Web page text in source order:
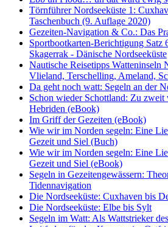
Törnführer Nordseeküste 1:
Taschenbuch (9. Auflage 2020)
Gezeiten-Navigation & Co.: Das
Sportbootkarten-Berichtigung
Skagerrak - Dänische Nordseeküste
Nautische Reisetipps Watteninseln
Vlieland, Terschelling, Ameland,
Da geht noch watt: Segeln an der
Schon wieder Schottland: Zu zweit
Hebriden (eBook)
Im Griff der Gezeiten (eBook)
Wie wir im Norden segeln: Eine
Gezeit und Siel (Buch)
Wie wir im Norden segeln: Eine
Gezeit und Siel (eBook)
Segeln in Gezeitengewässern:
Tidennavigation
Die Nordseeküste: Cuxhaven bis
Die Nordseeküste: Elbe bis Sylt
Segeln im Watt: Als Wattstrieker